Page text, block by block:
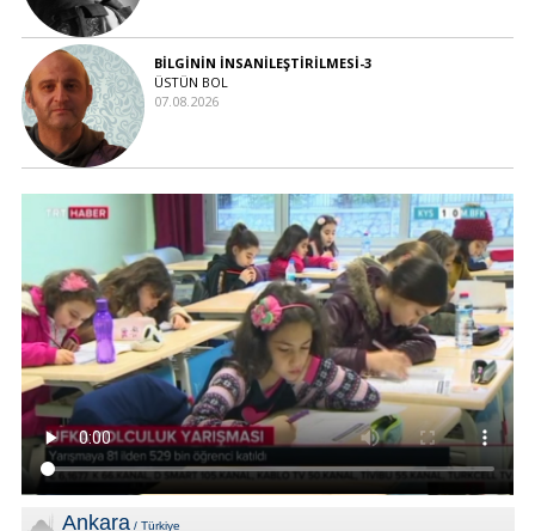
BİLGİNİN İNSANİLEŞTİRİLMESİ-3
ÜSTÜN BOL
07.08.2026